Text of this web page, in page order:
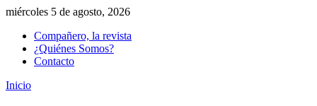
miércoles 5 de agosto, 2026
Compañero, la revista
¿Quiénes Somos?
Contacto
Inicio